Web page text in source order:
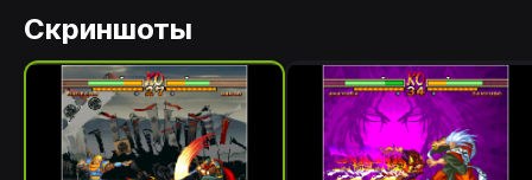
Скриншоты